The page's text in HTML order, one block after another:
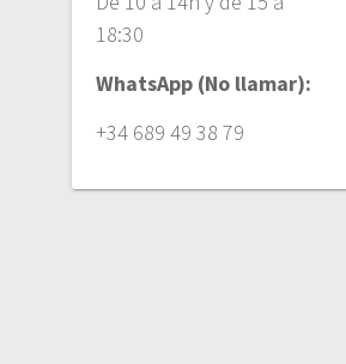
18:30
WhatsApp (No llamar):
+34 689 49 38 79